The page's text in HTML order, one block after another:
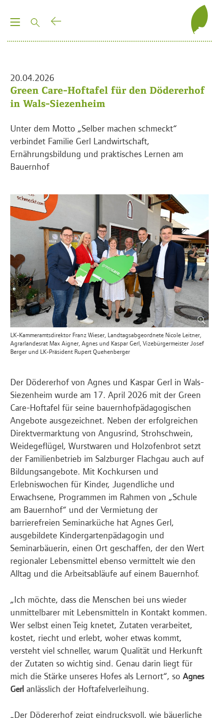
T
l
e
n
v
g
a
20.04.2026
Green Care-Hoftafel für den Dödererhof
in Wals-Siezenheim
Unter dem Motto „Selber machen schmeckt“
verbindet Familie Gerl Landwirtschaft,
Ernährungsbildung und praktisches Lernen am
Bauernhof
LK-Kammeramtsdirektor Franz Wieser, Landtagsabgeordnete Nicole Leitner,
Agrarlandesrat Max Aigner, Agnes und Kaspar Gerl, Vizebürgermeister Josef
Berger und LK-Präsident Rupert Quehenberger
Der Dödererhof von Agnes und Kaspar Gerl in Wals-
Siezenheim wurde am 17. April 2026 mit der Green
Care-Hoftafel für seine bauernhofpädagogischen
Angebote ausgezeichnet. Neben der erfolgreichen
Direktvermarktung von Angusrind, Strohschwein,
Weidegeflügel, Wurstwaren und Holzofenbrot setzt
der Familienbetrieb im Salzburger Flachgau auch auf
Bildungsangebote. Mit Kochkursen und
Erlebniswochen für Kinder, Jugendliche und
Erwachsene, Programmen im Rahmen von „Schule
am Bauernhof“ und der Vermietung der
barrierefreien Seminarküche hat Agnes Gerl,
ausgebildete Kindergartenpädagogin und
Seminarbäuerin, einen Ort geschaffen, der den Wert
regionaler Lebensmittel ebenso vermittelt wie den
Alltag und die Arbeitsabläufe auf einem Bauernhof.
„Ich möchte, dass die Menschen bei uns wieder
unmittelbarer mit Lebensmitteln in Kontakt kommen.
Wer selbst einen Teig knetet, Zutaten verarbeitet,
kostet, riecht und erlebt, woher etwas kommt,
versteht viel schneller, warum Qualität und Herkunft
der Zutaten so wichtig sind. Genau darin liegt für
mich die Stärke unseres Hofes als Lernort“, so Agnes
Gerl anlässlich der Hoftafelverleihung.
„Der Dödererhof zeigt eindrucksvoll, wie bäuerliche